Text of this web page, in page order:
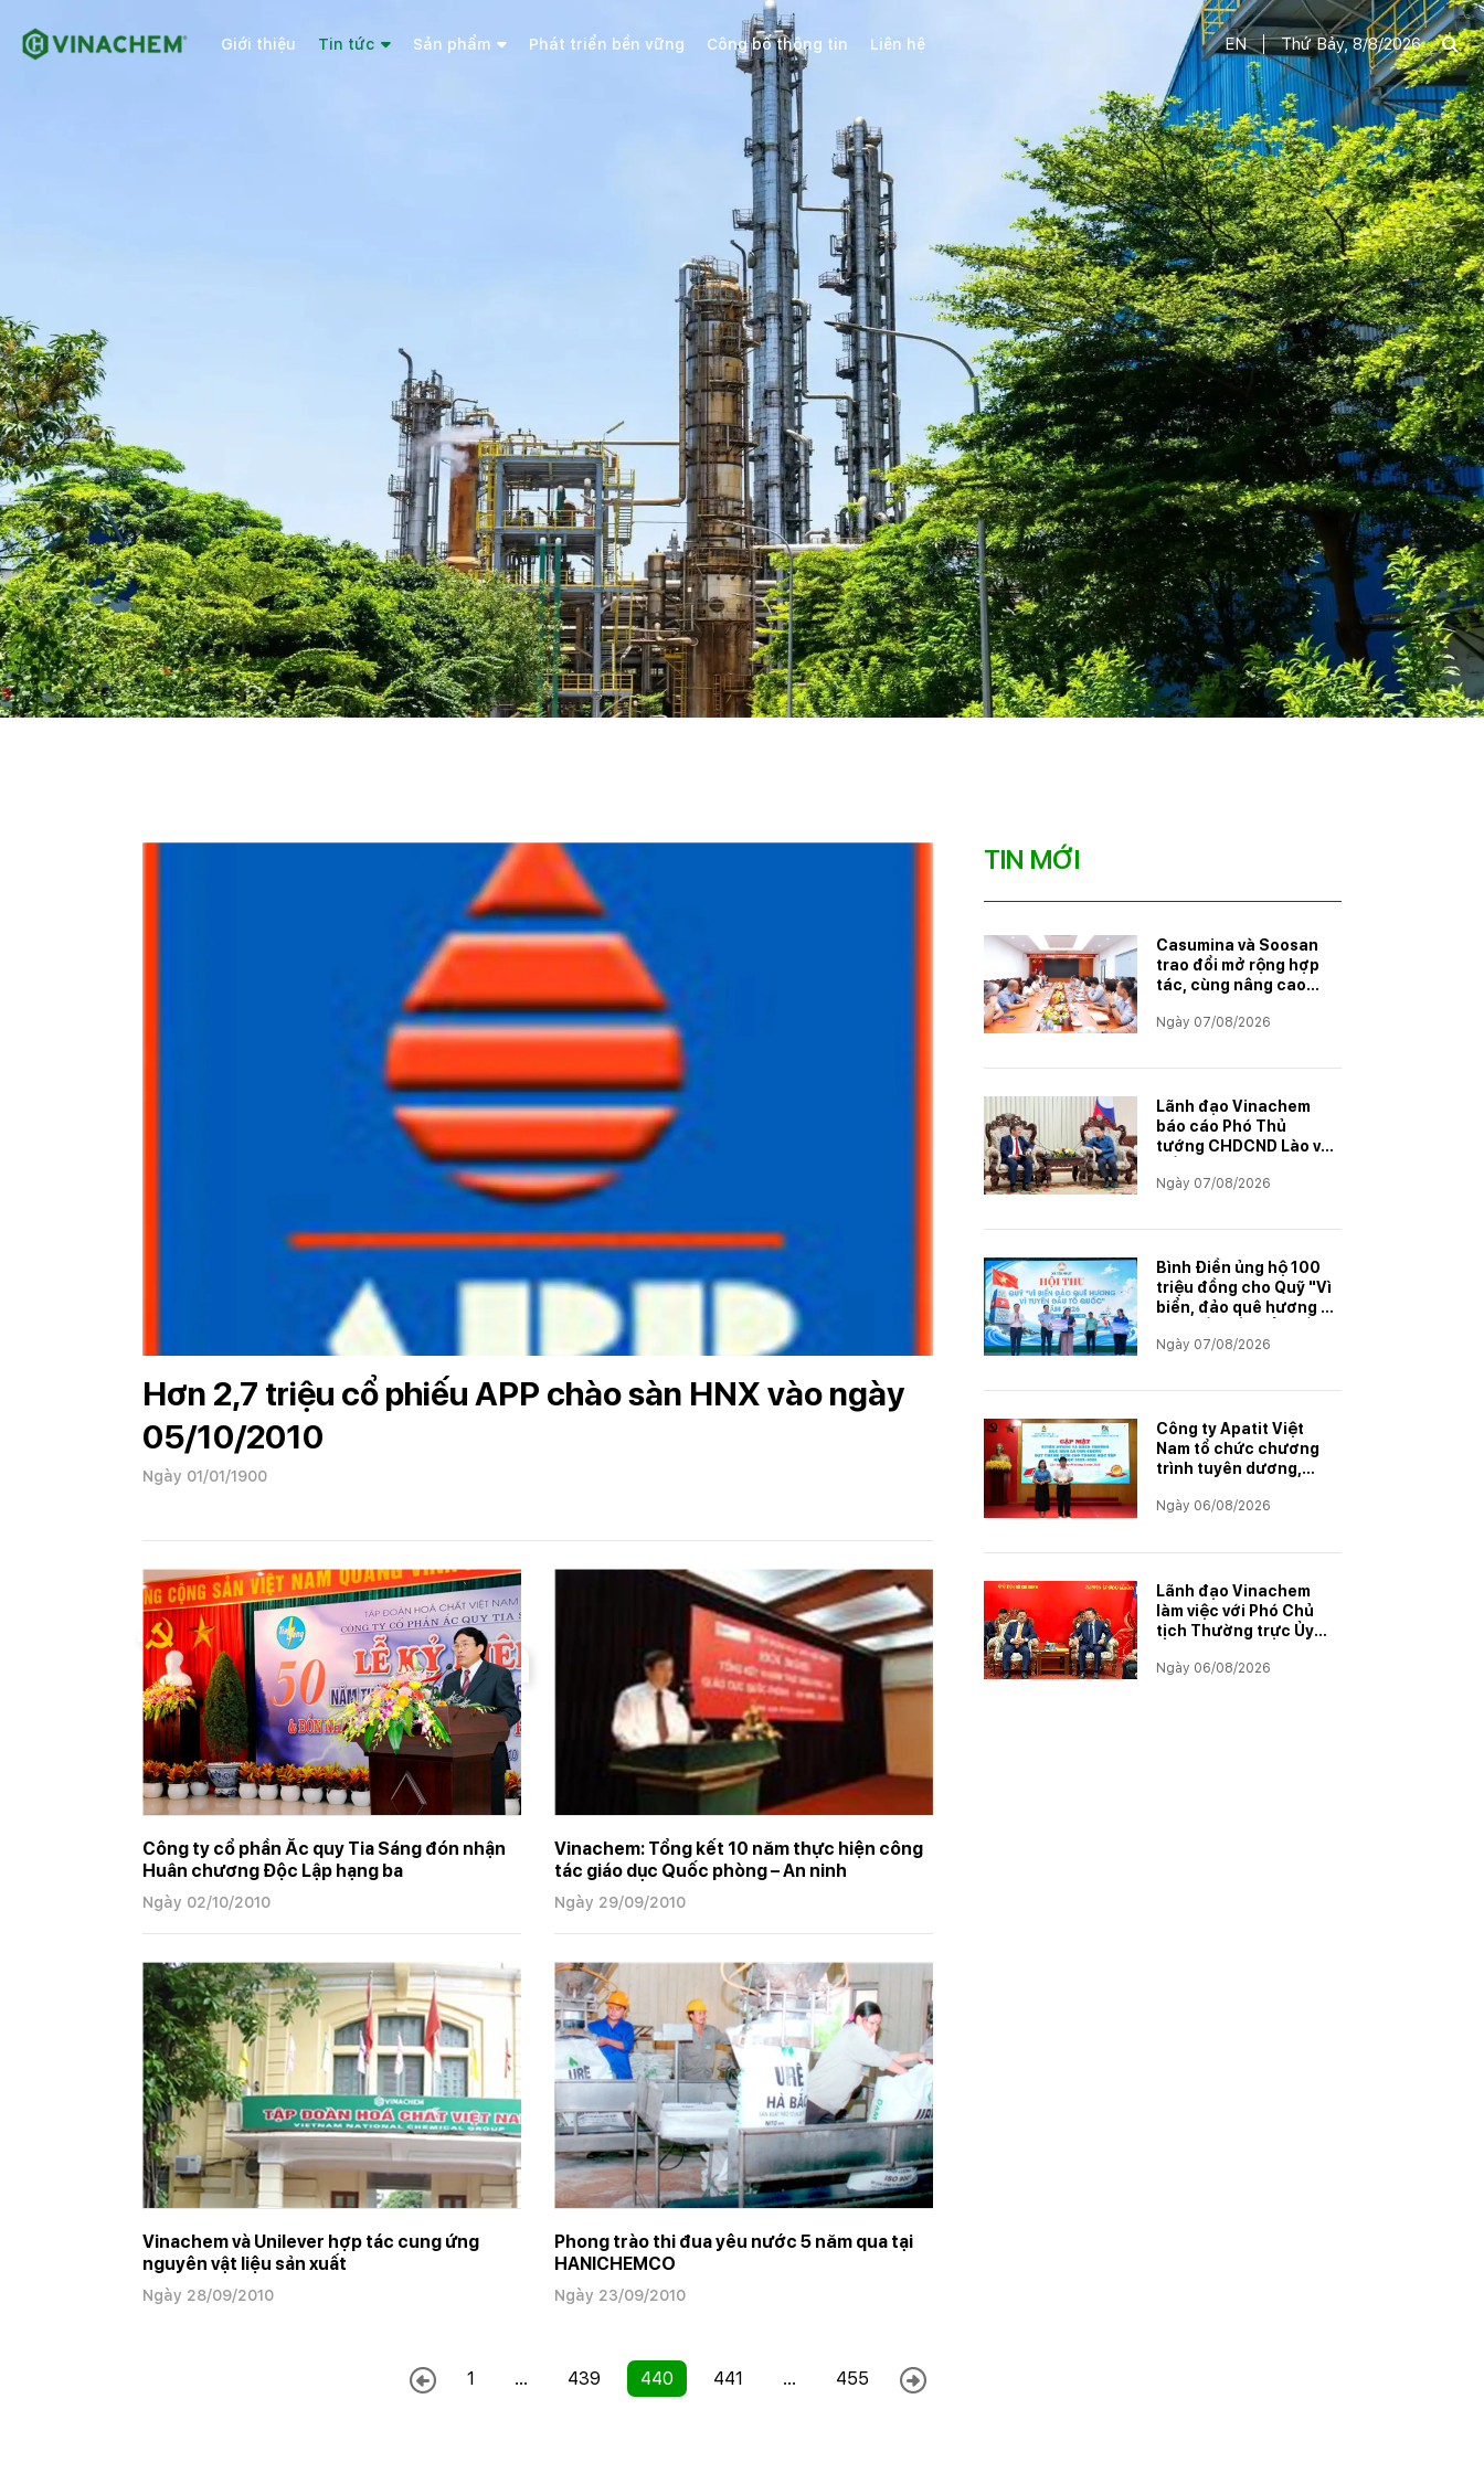
Giới thiệu Tin tức Sản phẩm Phát triển bền vững Công bố thông tin Liên hệ EN Thứ Bảy, 8/8/2026
Trang chủ Tin tức Tin tập đoàn
Tin tập đoàn
Hơn 2,7 triệu cổ phiếu APP chào sàn HNX vào ngày
05/10/2010
Ngày 01/01/1900
Công ty cổ phần Ắc quy Tia Sáng đón nhận
Huân chương Độc Lập hạng ba
Ngày 02/10/2010
Vinachem: Tổng kết 10 năm thực hiện công
tác giáo dục Quốc phòng – An ninh
Ngày 29/09/2010
Vinachem và Unilever hợp tác cung ứng
nguyên vật liệu sản xuất
Ngày 28/09/2010
Phong trào thi đua yêu nước 5 năm qua tại
HANICHEMCO
Ngày 23/09/2010
1 ... 439 440 441 ... 455
TIN MỚI
Casumina và Soosan
trao đổi mở rộng hợp
tác, cùng nâng cao
Ngày 07/08/2026
Lãnh đạo Vinachem
báo cáo Phó Thủ
tướng CHDCND Lào về
thác và chế biến muối
Ngày 07/08/2026
Bình Điền ủng hộ 100
triệu đồng cho Quỹ "Vì
biển, đảo quê hương -
Ngày 07/08/2026
Công ty Apatit Việt
Nam tổ chức chương
trình tuyên dương,
CBCNVNLĐ có thành
năm học 2025–2026
Ngày 06/08/2026
Lãnh đạo Vinachem
làm việc với Phó Chủ
tịch Thường trực Ủy
Nam, thúc đẩy triển
Ngày 06/08/2026